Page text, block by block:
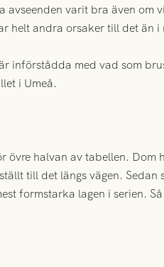
varit bra även om
helt andra orsaker till det än i
införstådda med vad som
i Umeå.
övre halvan av tabellen.
till det längs vägen.
formstarka lagen i serien.